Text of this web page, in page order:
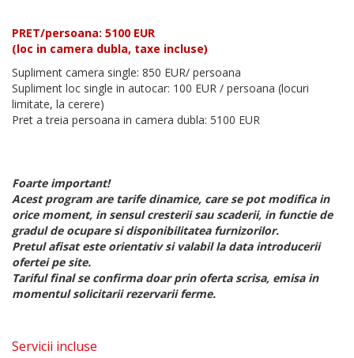
PRET/persoana: 5100 EUR
(loc in camera dubla, taxe incluse)
Supliment camera single: 850 EUR/ persoana
Supliment loc single in autocar: 100 EUR / persoana (locuri
limitate, la cerere)
Pret a treia persoana in camera dubla: 5100 EUR
Foarte important!
Acest program are tarife dinamice, care se pot modifica in
orice moment, in sensul cresterii sau scaderii, in functie de
gradul de ocupare si disponibilitatea furnizorilor.
Pretul afisat este orientativ si valabil la data introducerii
ofertei pe site.
Tariful final se confirma doar prin oferta scrisa, emisa in
momentul solicitarii rezervarii ferme.
Servicii incluse